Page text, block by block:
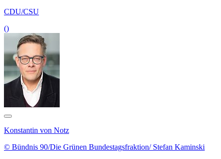
CDU/CSU
()
Konstantin von Notz
© Bündnis 90/Die Grünen Bundestagsfraktion/ Stefan Kaminski